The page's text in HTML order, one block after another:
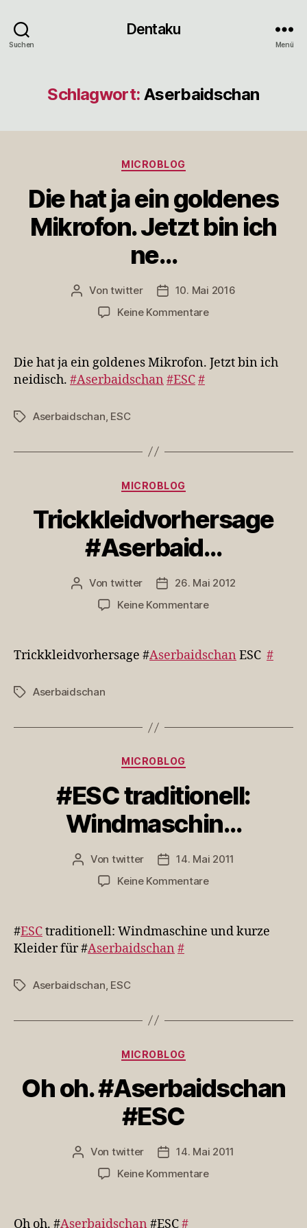
Suchen
Dentaku
Menü
Schlagwort: Aserbaidschan
Kategorien
MICROBLOG
Die hat ja ein goldenes
Mikrofon. Jetzt bin ich
ne…
Beitragsautor
Vontwitter Veröffentlichungsdatum
10. Mai 2016
Keine Kommentarezu
ja
ein
Die hat ja ein goldenes Mikrofon. Jetzt bin ich
neidisch. #Aserbaidschan #ESC#
Schlagwörter
Aserbaidschan ESC
Kategorien
MICROBLOG
Trickkleidvorhersage
#Aserbaid…
Beitragsautor
Von twitter Veröffentlichungsdatum
26. Mai 2012
Keine Kommentarezu
Trickkleidvorhersage #Aserbaidschan ESC #
Schlagwörter
Aserbaidschan
Kategorien
MICROBLOG
#ESC traditionell:
Windmaschin…
Beitragsautor
Von twitter Veröffentlichungsdatum
14. Mai 2011
Keine Kommentarezu
Windmaschin…
#ESCtraditionell: Windmaschine und kurze
Kleider für #Aserbaidschan #
Schlagwörter
Aserbaidschan ESC
Kategorien
MICROBLOG
Oh oh. #Aserbaidschan
#ESC
Beitragsautor
Von twitter Veröffentlichungsdatum
14. Mai 2011
Keine Kommentarezu
Oh oh. #Aserbaidschan #ESC#